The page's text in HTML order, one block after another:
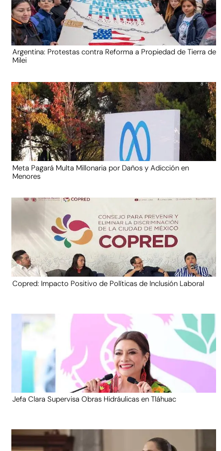
Argentina: Protestas contra Reforma a Propiedad de Tierra de
Milei
Meta Pagará Multa Millonaria por Daños y Adicción en
Menores
Copred: Impacto Positivo de Políticas de Inclusión Laboral
Jefa Clara Supervisa Obras Hidráulicas en Tláhuac